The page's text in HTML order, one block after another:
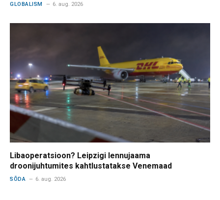
GLOBALISM 6. aug. 2026
Libaoperatsioon? Leipzigi lennujaama
droonijuhtumites kahtlustatakse Venemaad
SÕDA 6. aug. 2026